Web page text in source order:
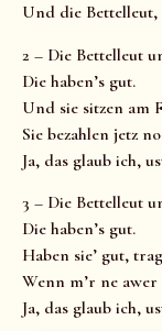
Und die Bettelleut,
2 – Die Bettelleut
Die haben’s gut.
Und sie sitzen am
Sie bezahlen jetz
Ja, das glaub ich,
3 – Die Bettelleut
Die haben’s gut.
Haben sie’ gut,
Wenn m’r ne
Ja, das glaub ich,